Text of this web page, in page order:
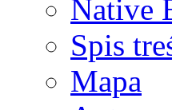
Native
Spis
Mapa